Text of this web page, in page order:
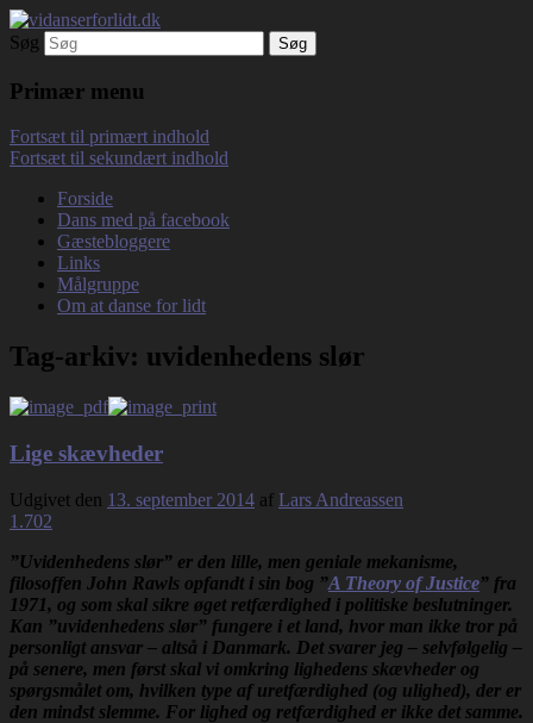
vidanserforlidt.dk
Debatterende tekster med filosofisk tilsnit
om hverdagens glæder og genvordigheder
Søg
Primær menu
Fortsæt til primært indhold
Fortsæt til sekundært indhold
Forside
Dans med på facebook
Gæstebloggere
Links
Målgruppe
Om at danse for lidt
Tag-arkiv: uvidenhedens slør
Lige skævheder
Udgivet den 13. september 2014 af Lars Andreassen
1.702
”Uvidenhedens slør” er den lille, men geniale mekanisme,
filosoffen John Rawls opfandt i sin bog ”A Theory of Justice” fra
1971, og som skal sikre øget retfærdighed i politiske beslutninger.
Kan ”uvidenhedens slør” fungere i et land, hvor man ikke tror på
personligt ansvar – altså i Danmark. Det svarer jeg – selvfølgelig –
på senere, men først skal vi omkring lighedens skævheder og
spørgsmålet om, hvilken type af uretfærdighed (og ulighed), der er
den mindst slemme. For lighed og retfærdighed er ikke det samme.